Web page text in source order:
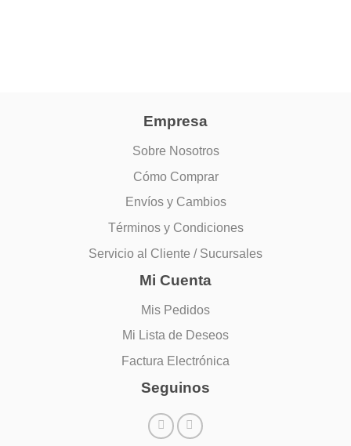
Empresa
Sobre Nosotros
Cómo Comprar
Envíos y Cambios
Términos y Condiciones
Servicio al Cliente / Sucursales
Mi Cuenta
Mis Pedidos
Mi Lista de Deseos
Factura Electrónica
Seguinos